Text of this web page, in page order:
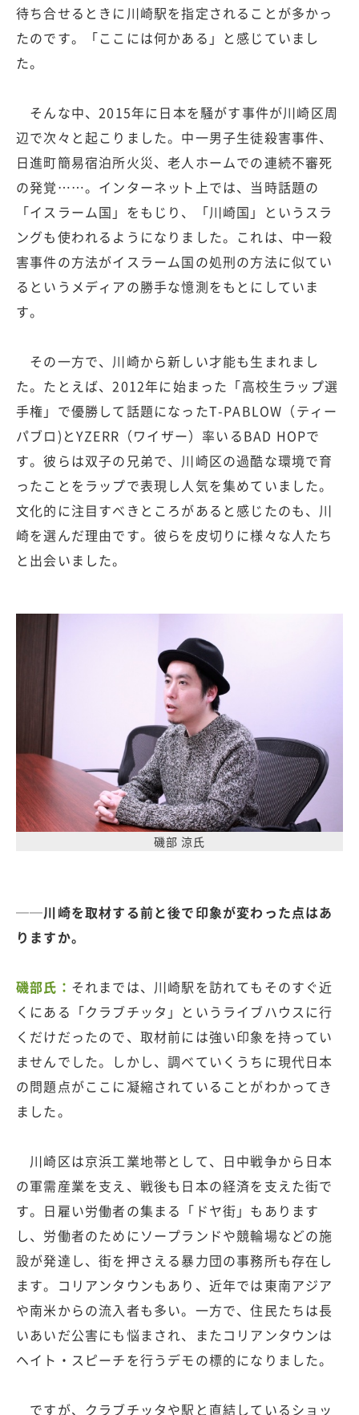
待ち合せるときに川崎駅を指定されることが多かっ
たのです。「ここには何かある」と感じていまし
た。
そんな中、2015年に日本を騒がす事件が川崎区周
辺で次々と起こりました。中一男子生徒殺害事件、
日進町簡易宿泊所火災、老人ホームでの連続不審死
の発覚……。インターネット上では、当時話題の
「イスラーム国」をもじり、「川崎国」というスラ
ングも使われるようになりました。これは、中一殺
害事件の方法がイスラーム国の処刑の方法に似てい
るというメディアの勝手な憶測をもとにしていま
す。
その一方で、川崎から新しい才能も生まれまし
た。たとえば、2012年に始まった「高校生ラップ選
手権」で優勝して話題になったT-PABLOW（ティー
パブロ)とYZERR（ワイザー）率いるBAD HOPで
す。彼らは双子の兄弟で、川崎区の過酷な環境で育
ったことをラップで表現し人気を集めていました。
文化的に注目すべきところがあると感じたのも、川
崎を選んだ理由です。彼らを皮切りに様々な人たち
と出会いました。
磯部 涼氏
──川崎を取材する前と後で印象が変わった点はあ
りますか。
磯部氏： それまでは、川崎駅を訪れてもそのすぐ近
くにある「クラブチッタ」というライブハウスに行
くだけだったので、取材前には強い印象を持ってい
ませんでした。しかし、調べていくうちに現代日本
の問題点がここに凝縮されていることがわかってき
ました。
川崎区は京浜工業地帯として、日中戦争から日本
の軍需産業を支え、戦後も日本の経済を支えた街で
す。日雇い労働者の集まる「ドヤ街」もあります
し、労働者のためにソープランドや競輪場などの施
設が発達し、街を押さえる暴力団の事務所も存在し
ます。コリアンタウンもあり、近年では東南アジア
や南米からの流入者も多い。一方で、住民たちは長
いあいだ公害にも悩まされ、またコリアンタウンは
ヘイト・スピーチを行うデモの標的になりました。
ですが、クラブチッタや駅と直結しているショッ